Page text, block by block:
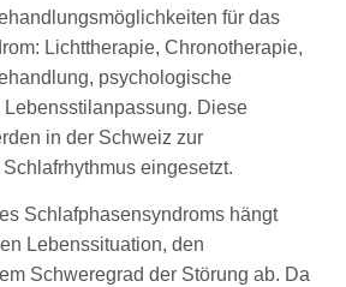
Schlafphasensyndroms hängt
Lebenssituation, den
Schweregrad der Störung ab. Da